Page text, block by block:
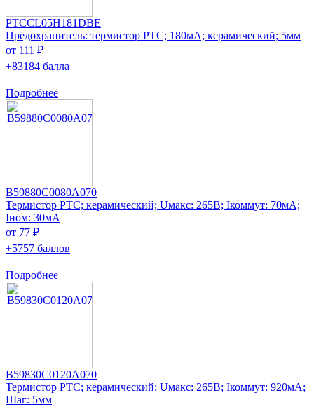
PTCCL05H181DBE
Предохранитель: термистор РТС; 180мА; керамический; 5мм
от 111 ₽
+83184 балла
Подробнее
B59880C0080A070
Термистор PTC; керамический; Uмакс: 265В; Iкоммут: 70мА;
Iном: 30мА
от 77 ₽
+5757 баллов
Подробнее
B59830C0120A070
Термистор PTC; керамический; Uмакс: 265В; Iкоммут: 920мА;
Шаг: 5мм